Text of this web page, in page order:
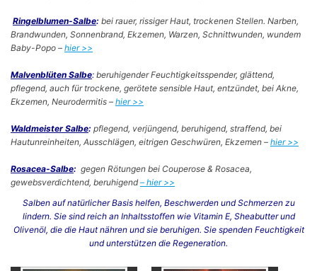
Ringelblumen-Salbe: bei rauer, rissiger Haut, trockenen Stellen. Narben,
Brandwunden, Sonnenbrand, Ekzemen, Warzen, Schnittwunden, wundem
Baby-Popo – hier >>
Malvenblüten Salbe: beruhigender Feuchtigkeitsspender, glättend,
pflegend, auch für trockene, gerötete sensible Haut, entzündet, bei Akne,
Ekzemen, Neurodermitis – hier >>
Waldmeister Salbe: pflegend, verjüngend, beruhigend, straffend, bei
Hautunreinheiten, Ausschlägen, eitrigen Geschwüren, Ekzemen – hier >>
Rosacea-Salbe: gegen Rötungen bei Couperose & Rosacea,
gewebsverdichtend, beruhigend– hier >>
Salben auf natürlicher Basis helfen, Beschwerden und Schmerzen zu
lindern. Sie sind reich an Inhaltsstoffen wie Vitamin E, Sheabutter und
Olivenöl, die die Haut nähren und sie beruhigen. Sie spenden Feuchtigkeit
und unterstützen die Regeneration.